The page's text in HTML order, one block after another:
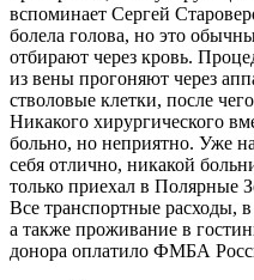
вспоминает Сергей
болела голова, но это
отбирают через кровь.
из вены прогоняют через
стволовые клетки, после
Никакого хирургического
больно, но неприятно. Уже
себя отлично, никакой
только приехал в Полярные
Все транспортные расходы,
а также проживание в
донора оплатило ФМБА